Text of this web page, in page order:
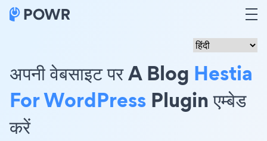
अपनी वेबसाइट पर A Blog Hestia
For WordPress Plugin एम्बेड
करें